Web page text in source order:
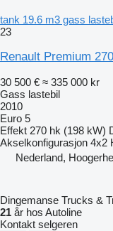
tank 19.6 m3 gass
23
Renault Premium
30 500 € ≈ 335 000 kr
Gass lastebil
2010
Euro 5
Effekt 270 hk (198 kW)
Akselkonfigurasjon 4x2
Nederland,
Dingemanse Trucks &
21 år hos Autoline
Kontakt selgeren